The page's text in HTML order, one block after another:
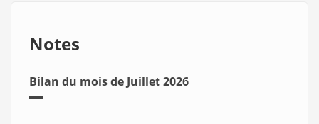
Notes
Bilan du mois de Juillet 2026